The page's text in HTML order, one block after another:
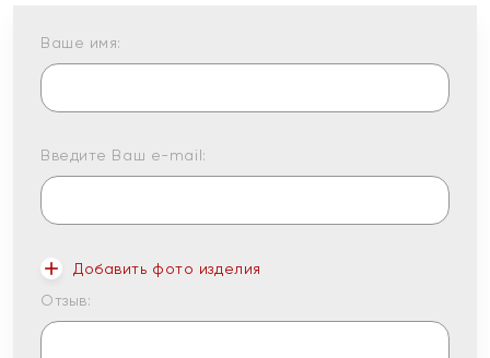
Ваше имя:
Введите Ваш e-mail:
Добавить фото изделия
Отзыв: